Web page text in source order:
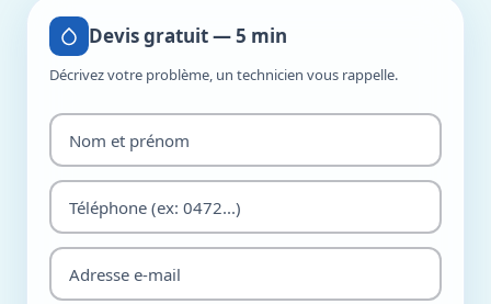
Devis gratuit — 5 min
Décrivez votre problème, un technicien vous rappelle.